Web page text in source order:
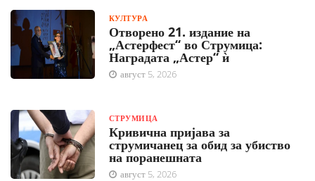
КУЛТУРА
Отворено 21. издание на
„Астерфест“ во Струмица:
Наградата „Астер“ ѝ
август 5, 2026
СТРУМИЦА
Кривична пријава за
струмичанец за обид за убиство
на поранешната
август 5, 2026